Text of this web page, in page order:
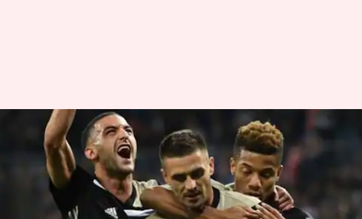
चैंपियन्स लीग: अदभुत खेल दिखाने
वाली अयैक्स ने किया डिफेंडिंग
चैंपियन रियल मैड्रिड को नॉकआउट
Neeraj Pandey Mar 06, 2019 11:23 am